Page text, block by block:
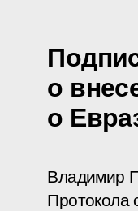
о
о
Владимир
Протокола